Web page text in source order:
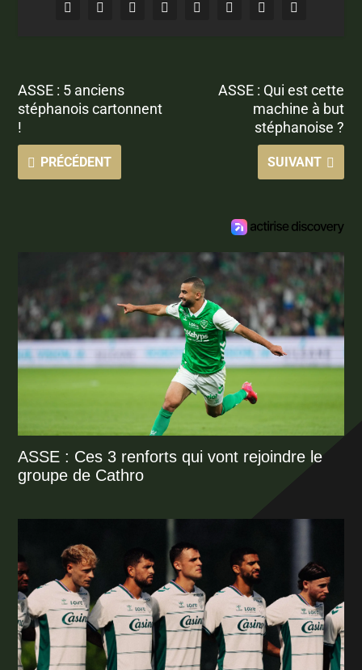
ASSE : 5 anciens
stéphanois cartonnent
!
PRÉCÉDENT
ASSE : Qui est cette
machine à but
stéphanoise ?
SUIVANT
ASSE : Ces 3 renforts qui vont rejoindre le
groupe de Cathro